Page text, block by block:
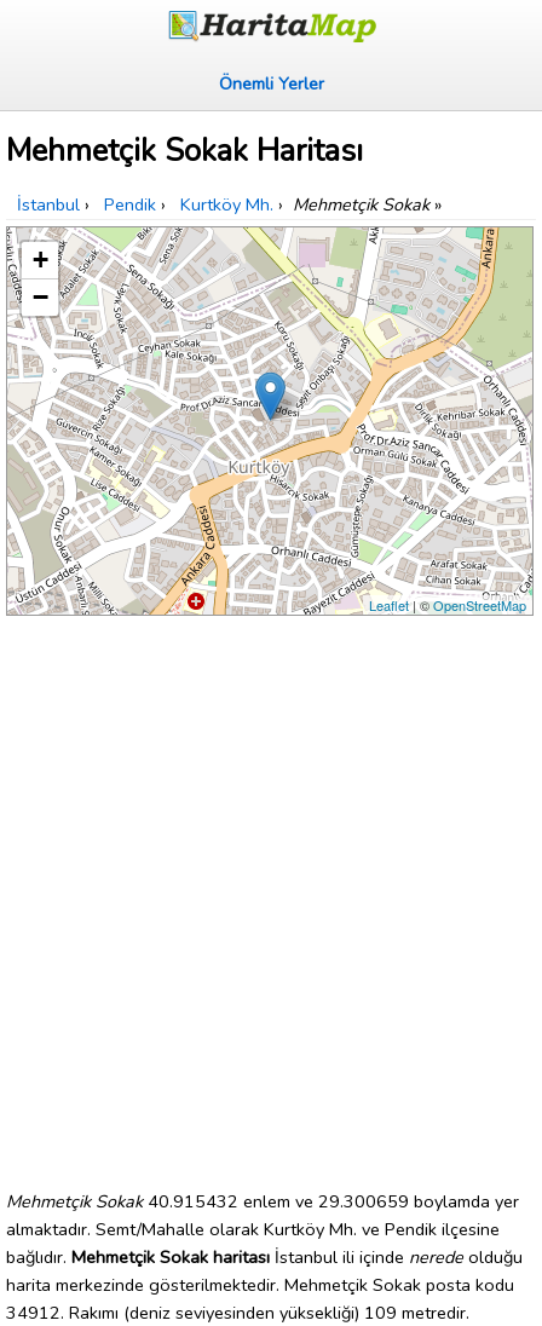
Önemli Yerler
Mehmetçik Sokak Haritası
İstanbul › Pendik › Kurtköy Mh. › Mehmetçik Sokak»
+
−
Leaflet| ©OpenStreetMap
Mehmetçik Sokak40.915432 enlem ve 29.300659 boylamda yer
almaktadır. Semt/Mahalle olarak Kurtköy Mh. ve Pendik ilçesine
bağlıdır. Mehmetçik Sokak haritası İstanbul ili içinde nerede olduğu
harita merkezinde gösterilmektedir. Mehmetçik Sokak posta kodu
34912. Rakımı (deniz seviyesinden yüksekliği) 109 metredir.